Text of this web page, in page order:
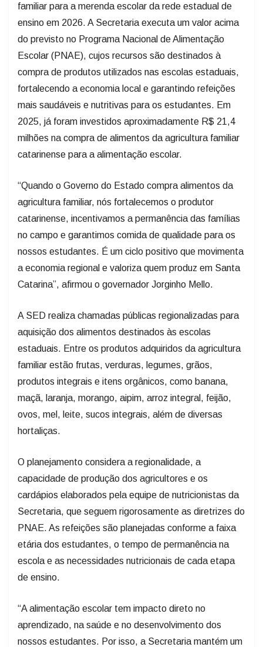
familiar para a merenda escolar da rede estadual de
ensino em 2026. A Secretaria executa um valor acima
do previsto no Programa Nacional de Alimentação
Escolar (PNAE), cujos recursos são destinados à
compra de produtos utilizados nas escolas estaduais,
fortalecendo a economia local e garantindo refeições
mais saudáveis e nutritivas para os estudantes. Em
2025, já foram investidos aproximadamente R$ 21,4
milhões na compra de alimentos da agricultura familiar
catarinense para a alimentação escolar.
“Quando o Governo do Estado compra alimentos da
agricultura familiar, nós fortalecemos o produtor
catarinense, incentivamos a permanência das famílias
no campo e garantimos comida de qualidade para os
nossos estudantes. É um ciclo positivo que movimenta
a economia regional e valoriza quem produz em Santa
Catarina”, afirmou o governador Jorginho Mello.
A SED realiza chamadas públicas regionalizadas para
aquisição dos alimentos destinados às escolas
estaduais. Entre os produtos adquiridos da agricultura
familiar estão frutas, verduras, legumes, grãos,
produtos integrais e itens orgânicos, como banana,
maçã, laranja, morango, aipim, arroz integral, feijão,
ovos, mel, leite, sucos integrais, além de diversas
hortaliças.
O planejamento considera a regionalidade, a
capacidade de produção dos agricultores e os
cardápios elaborados pela equipe de nutricionistas da
Secretaria, que seguem rigorosamente as diretrizes do
PNAE. As refeições são planejadas conforme a faixa
etária dos estudantes, o tempo de permanência na
escola e as necessidades nutricionais de cada etapa
de ensino.
“A alimentação escolar tem impacto direto no
aprendizado, na saúde e no desenvolvimento dos
nossos estudantes. Por isso, a Secretaria mantém um